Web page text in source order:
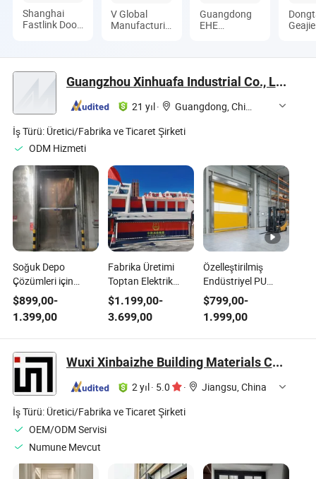
Shanghai
Fastlink Door
V Global
Manufacturing
Guangdong
EHE
Co.Ltd
Geajie
Co.,
Guangzhou Xinhuafa Industrial Co., Ltd.
21 yıl·
Guangdong, China
İş Türü: Üretici/Fabrika ve Ticaret Şirketi
ODM Hizmeti
Soğuk Depo
Çözümleri için
Güvenli Hafif
Alüminyum Sürme
Kapı
$899,00-
1.399,00
Fabrika Üretimi
Toptan Elektrik
Uzun Süreli Hızlı
Etkili Yüksek Hızlı
Yuvarlanan Hızlı
Panjur Spiral
Hızlı Spiral
Alüminyum Panjur
Kapısı
$1.199,00-
3.699,00
Özelleştirilmiş
Endüstriyel PU
Yüksek Hızlı
Mekanik PVC İç
Alüminyum
Elektrikli Rulo
$799,00-
1.999,00
Wuxi Xinbaizhe Building Materials Co., Ltd.
2 yıl· 5.0 ·
Jiangsu, China
İş Türü: Üretici/Fabrika ve Ticaret Şirketi
OEM/ODM Servisi
Numune Mevcut